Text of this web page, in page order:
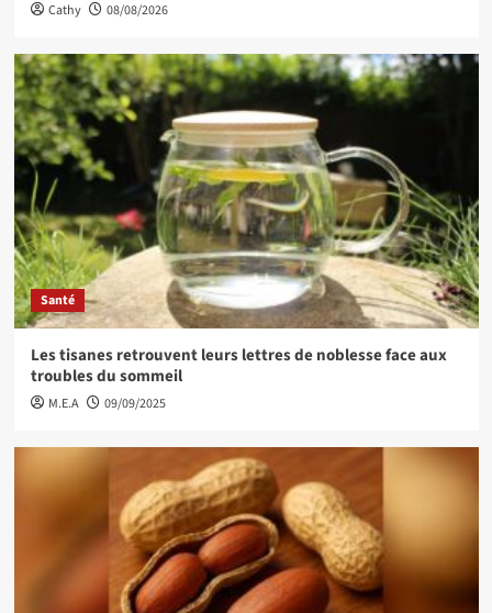
Cathy 08/08/2026
Santé
Les tisanes retrouvent leurs lettres de noblesse face aux
troubles du sommeil
M.E.A 09/09/2025